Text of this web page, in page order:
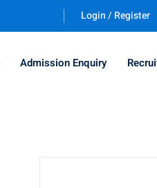
Login / Register
Admission Enquiry